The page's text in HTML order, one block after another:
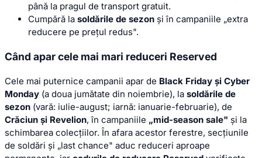
până la pragul de transport gratuit.
Cumpără la soldările de sezon și în campaniile „extra
reducere pe prețul redus".
Când apar cele mai mari reduceri Reserved
Cele mai puternice campanii apar de Black Friday și Cyber
Monday (a doua jumătate din noiembrie), la soldările de
sezon (vară: iulie-august; iarnă: ianuarie-februarie), de
Crăciun și Revelion, în campaniile „mid-season sale" și la
schimbarea colecțiilor. În afara acestor ferestre, secțiunile
de soldări și „last chance" aduc reduceri aproape